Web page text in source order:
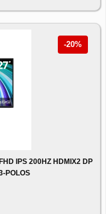
-20%
IPS 200HZ HDMIX2 DP
POLOS